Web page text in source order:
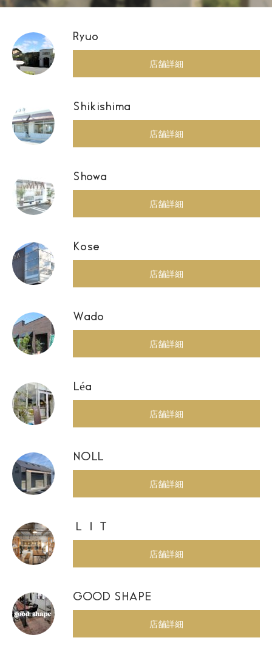
Ryuo
店舗詳細
Shikishima
店舗詳細
Showa
店舗詳細
Kose
店舗詳細
Wado
店舗詳細
Léa
店舗詳細
NOLL
店舗詳細
ＬＩＴ
店舗詳細
GOOD SHAPE
店舗詳細